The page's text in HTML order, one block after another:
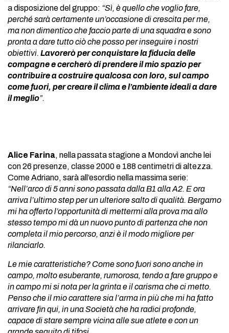
a disposizione del gruppo: “Sì, è quello che voglio fare,
perché sarà certamente un’occasione di crescita per me,
ma non dimentico che faccio parte di una squadra e sono
pronta a dare tutto ciò che posso per inseguire i nostri
obiettivi. Lavorerò per conquistare la fiducia delle
compagne e cercherò di prendere il mio spazio per
contribuire a costruire qualcosa con loro, sul campo
come fuori, per creare il clima e l’ambiente ideali a dare
il meglio”.
Alice Farina, nella passata stagione a Mondovì anche lei
con 26 presenze, classe 2000 e 188 centimetri di altezza.
Come Adriano, sarà all’esordio nella massima serie:
“Nell’arco di 5 anni sono passata dalla B1 alla A2. E ora
arriva l’ultimo step per un ulteriore salto di qualità. Bergamo
mi ha offerto l’opportunità di mettermi alla prova ma allo
stesso tempo mi dà un nuovo punto di partenza che non
completa il mio percorso, anzi è il modo migliore per
rilanciarlo.
Le mie caratteristiche? Come sono fuori sono anche in
campo, molto esuberante, rumorosa, tendo a fare gruppo e
in campo mi si nota per la grinta e il carisma che ci metto.
Penso che il mio carattere sia l’arma in più che mi ha fatto
arrivare fin qui, in una Società che ha radici profonde,
capace di stare sempre vicina alle sue atlete e con un